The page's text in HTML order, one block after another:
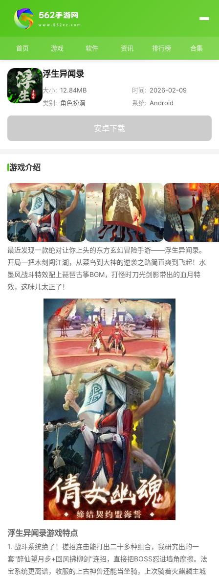
首页 游戏 软件 资讯 排行榜 合集
浮生异闻录
大小: 12.84MB 时间: 2026-02-09
类别: 角色扮演 系统: Android
安卓下载
游戏介绍
最近发现一款绝对让你上头的东方玄幻冒险手游——浮生异闻录。
开局一把木剑闯江湖，从菜鸟到大神的逆袭之路简直爽到飞起！水
墨风战斗特效配上琵琶古筝BGM，打怪时刀光剑影带出的血月特
效，这味儿太正了！
浮生异闻录游戏特点
1. 战斗系统绝了！搓招连击能打出二十多种组合，我研究出的一
套"醉仙望月步+回风拂柳剑"连招，直接把BOSS怼进墙角摩擦。法
宝系统更离谱，收服的上古神兽还能当坐骑，上次骑着火麒麟主城